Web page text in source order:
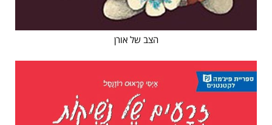
הצב של אורן